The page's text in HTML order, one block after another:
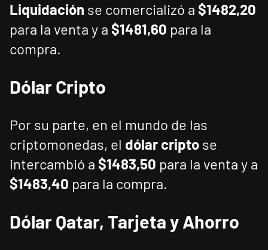
Liquidación se comercializó a $1482,20
para la venta y a $1481,60 para la
compra.
Dólar Cripto
Por su parte, en el mundo de las
criptomonedas, el dólar cripto se
intercambió a $1483,50 para la venta y a
$1483,40 para la compra.
Dólar Qatar, Tarjeta y Ahorro